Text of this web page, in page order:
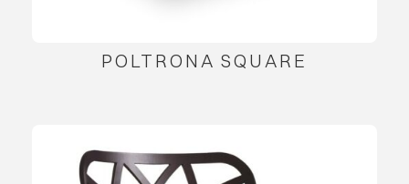
POLTRONA SQUARE